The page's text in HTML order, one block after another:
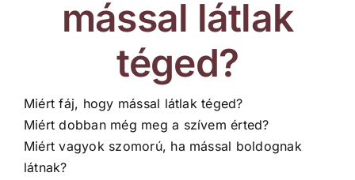
mással látlak
téged?
Miért fáj, hogy mással látlak téged?
Miért dobban még meg a szívem érted?
Miért vagyok szomorú, ha mással boldognak
látnak?